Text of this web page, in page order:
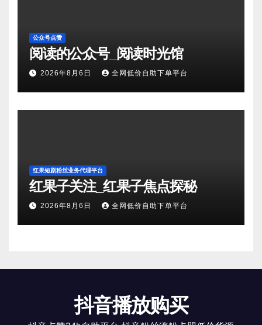
公众号点赞
阅读的公众号_阅读时光馆
2026年8月6日 全网低价自助下单平台
红果短剧粉丝业务代理平台
红果子关注_红果子焦点探秘
2026年8月6日 全网低价自助下单平台
抖音播放购买